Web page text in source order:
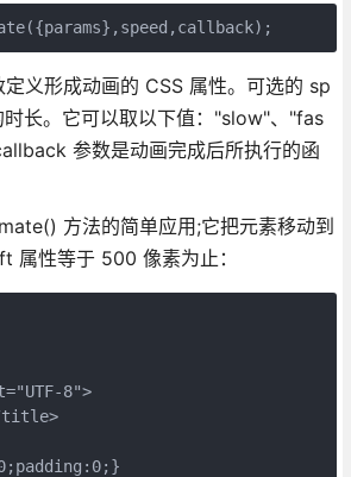
义形成动画的 CSS 属性。可选的 sp
长。它可以取以下值："slow"、"fas
参数是动画完成后所执行的函
方法的简单应用;它把元素移动到
属性等于 500 像素为止：
8">